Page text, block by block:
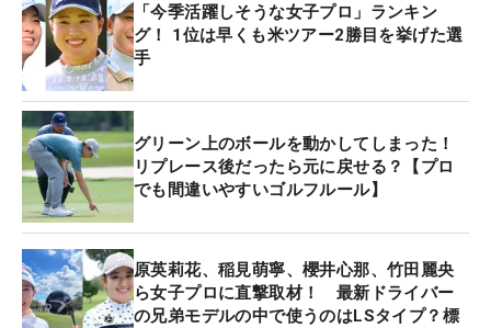
「今季活躍しそうな女子プロ」ランキン
グ！ 1位は早くも米ツアー2勝目を挙げた選
手
グリーン上のボールを動かしてしまった！
リプレース後だったら元に戻せる？【プロ
でも間違いやすいゴルフルール】
原英莉花、稲見萌寧、櫻井心那、竹田麗央
ら女子プロに直撃取材！ 最新ドライバー
の兄弟モデルの中で使うのはLSタイプ？標